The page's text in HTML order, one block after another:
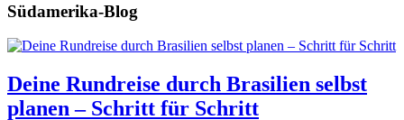
Südamerika-Blog
Deine Rundreise durch Brasilien selbst
planen – Schritt für Schritt